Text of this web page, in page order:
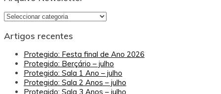
Arquivo
Artigos recentes
Protegido: Festa final de Ano 2026
Protegido: Berçário – julho
Protegido: Sala 1 Ano – julho
Protegido: Sala 2 Anos – julho
Protegido: Sala 3 Anos – julho